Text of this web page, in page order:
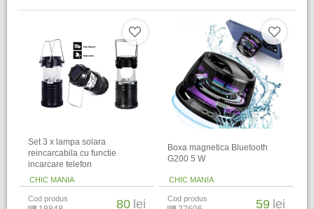
Set 3 x lampa solara
reincarcabila cu functie
incarcare telefon
CHIC MANIA
Cod produs 80 lei
Boxa magnetica Bluetooth
G200 5 W
CHIC MANIA
Cod produs 59 lei